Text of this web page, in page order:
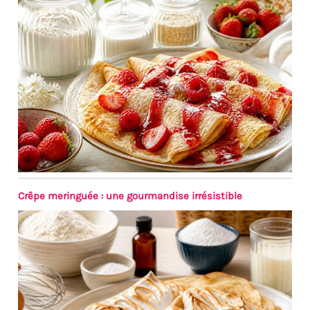
un chiffon humide (ne
passe pas au lave-vaisselle)
Gain de Place: Le plateau
cuisine à trois niveaux
optimise l'espace vertical et
rend votre présentation plus
esthétique. Le plateau utilise
efficacement l'espace limité
de la table et garantit une
présentation élégante.
Lorsqu'il n'est pas utilisé, les
3 étagères du plateau
peuvent être démontées et
empilées pour un
rangement pratique
Convient à de Nombreuses
Occasions et à de Multiples
Usages: Ce plateau buffet à
trois étagères est idéal pour
les petits-déjeuners, les
dîners, les fêtes
Crêpe meringuée : une gourmandise irrésistible